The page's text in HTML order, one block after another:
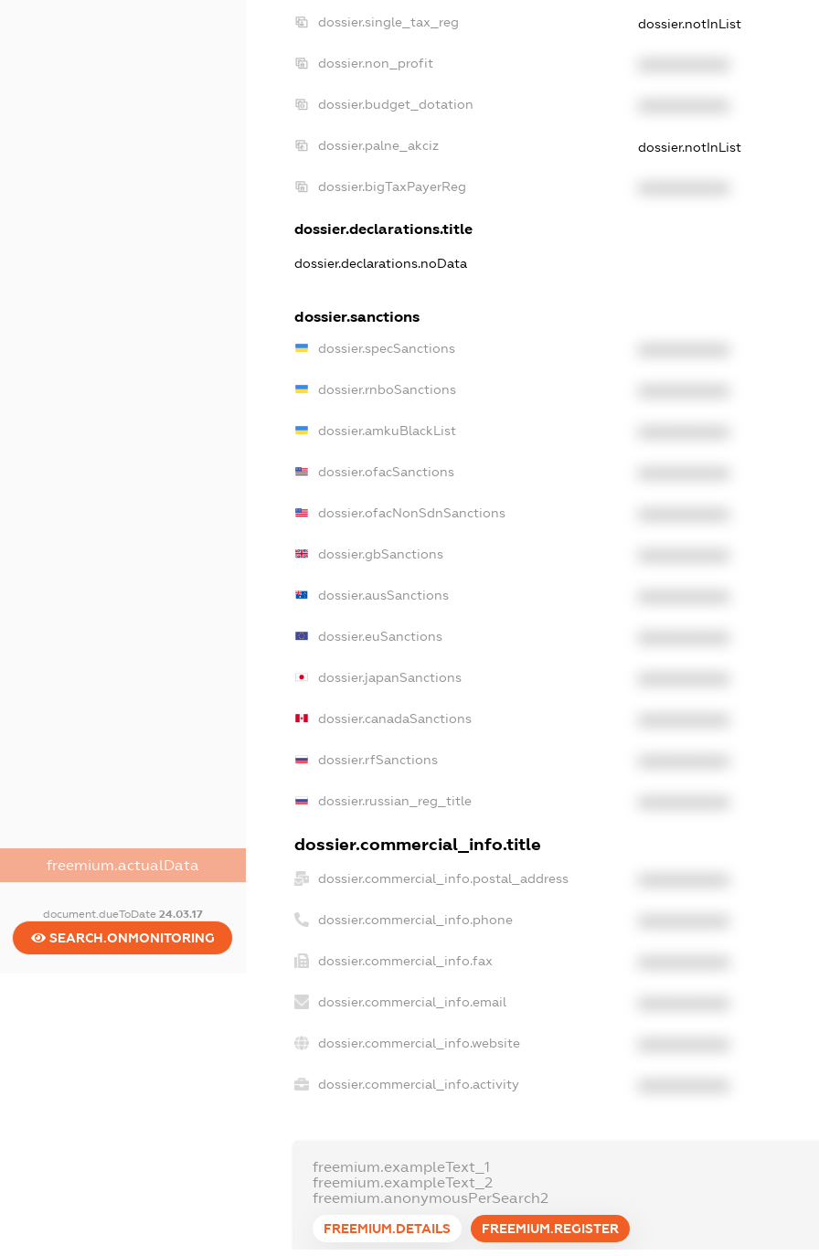
freemium.actualData
document.dueToDate 24.03.17
SEARCH.ONMONITORING
dossier.single_tax_reg dossier.notInList
dossier.non_profit
dossier.budget_dotation
dossier.palne_akciz dossier.notInList
dossier.bigTaxPayerReg
dossier.declarations.title
dossier.declarations.noData
dossier.sanctions
dossier.specSanctions
dossier.rnboSanctions
dossier.amkuBlackList
dossier.ofacSanctions
dossier.ofacNonSdnSanctions
dossier.gbSanctions
dossier.ausSanctions
dossier.euSanctions
dossier.japanSanctions
dossier.canadaSanctions
dossier.rfSanctions
dossier.russian_reg_title
dossier.commercial_info.title
dossier.commercial_info.postal_address
dossier.commercial_info.phone
dossier.commercial_info.fax
dossier.commercial_info.email
dossier.commercial_info.website
dossier.commercial_info.activity
freemium.exampleText_1
freemium.exampleText_2
freemium.anonymousPerSearch2
FREEMIUM.DETAILS FREEMIUM.REGISTER